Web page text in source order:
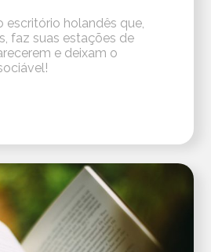
escritório holandês que,
faz suas estações de
e deixam o